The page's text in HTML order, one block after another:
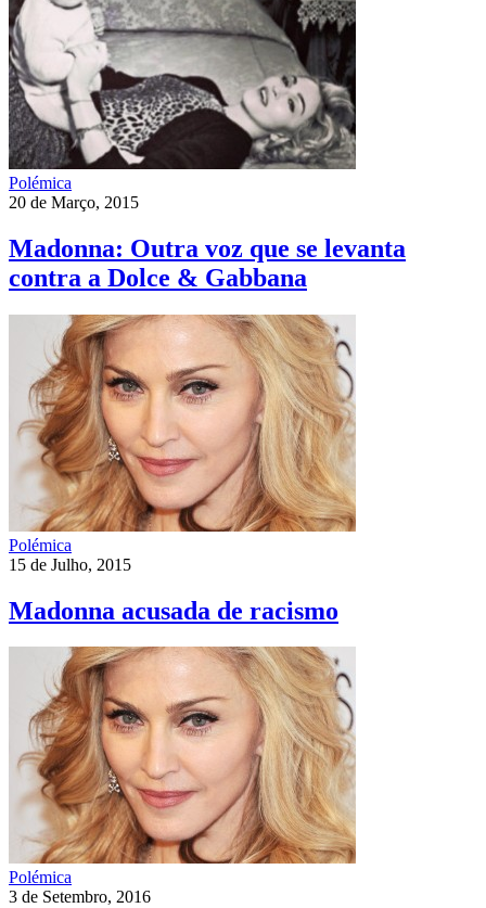
Polémica
20 de Março, 2015
Madonna: Outra voz que se levanta
contra a Dolce & Gabbana
Polémica
15 de Julho, 2015
Madonna acusada de racismo
Polémica
3 de Setembro, 2016